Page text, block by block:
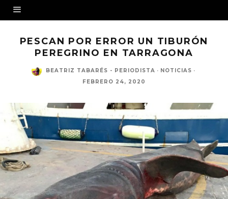
PESCAN POR ERROR UN TIBURÓN
PEREGRINO EN TARRAGONA
BEATRIZ TABARÉS - PERIODISTA · NOTICIAS ·
FEBRERO 24, 2020